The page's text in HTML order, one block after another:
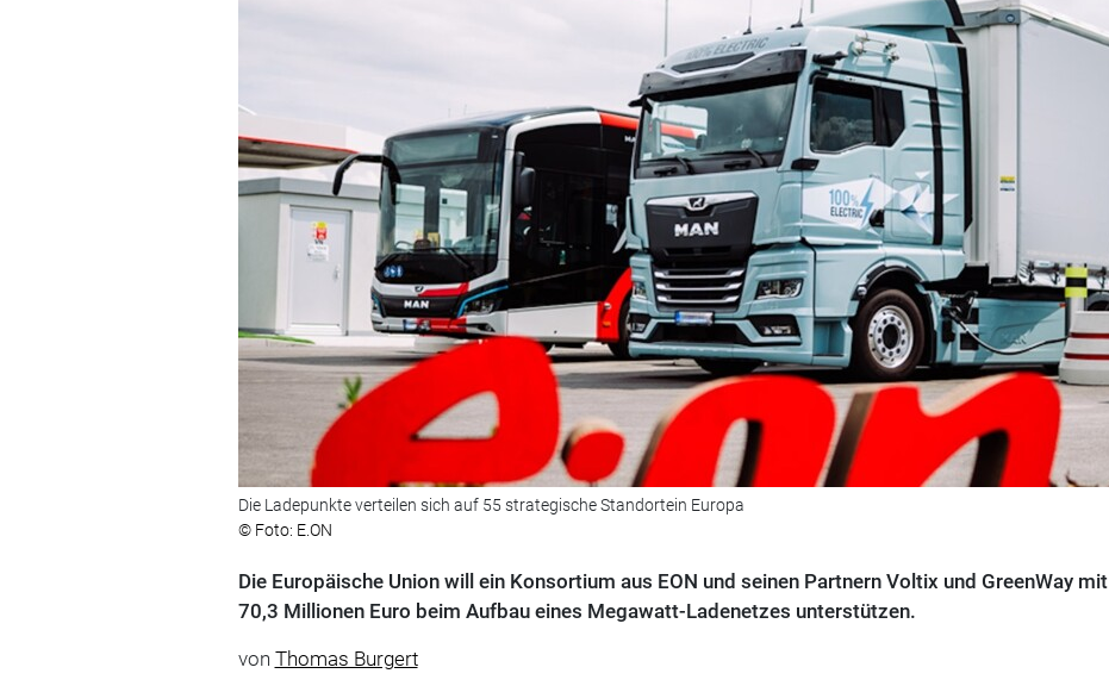
Die Ladepunkte verteilen sich auf 55 strategische Standortein Europa
© Foto: E.ON
Die Europäische Union will ein Konsortium aus EON und seinen Partnern Voltix und GreenWay mit
70,3 Millionen Euro beim Aufbau eines Megawatt-Ladenetzes unterstützen.
von Thomas Burgert